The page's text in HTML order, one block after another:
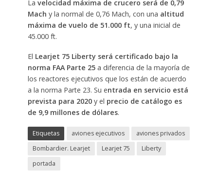
La velocidad máxima de crucero será de 0,79
Mach y la normal de 0,76 Mach, con una altitud
máxima de vuelo de 51.000 ft, y una inicial de
45.000 ft.
El Learjet 75 Liberty será certificado bajo la
norma FAA Parte 25a diferencia de la mayoría de
los reactores ejecutivos que los están de acuerdo
a la norma Parte 23. Su entrada en servicio está
prevista para 2020y el precio de catálogo es
de 9,9 millones de dólares.
Etiquetas aviones ejecutivos
aviones privados
Bombardier. Learjet
Learjet 75
Liberty
portada